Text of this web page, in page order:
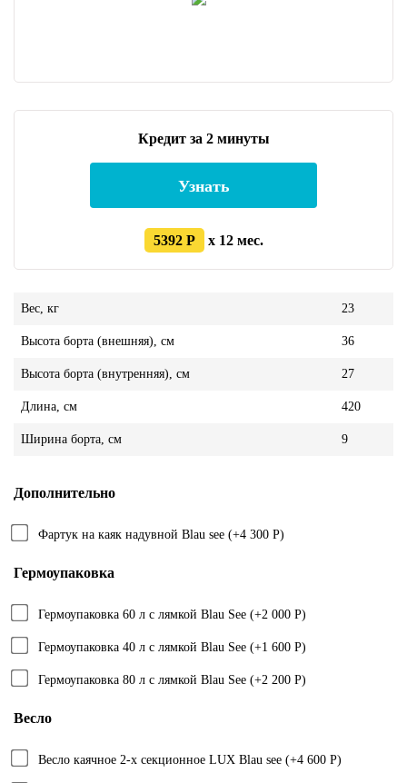
Кредит за 2 минуты
Узнать
5392 Р x 12 мес.
Вес, кг 23
Высота борта (внешняя), см 36
Высота борта (внутренняя), см 27
Длина, см 420
Ширина борта, см 9
Дополнительно
Фартук на каяк надувной Blau see (+4 300 Р)
Гермоупаковка
Гермоупаковка 60 л с лямкой Blau See (+2 000 Р)
Гермоупаковка 40 л с лямкой Blau See (+1 600 Р)
Гермоупаковка 80 л с лямкой Blau See (+2 200 Р)
Весло
Весло каячное 2-х секционное LUX Blau see (+4 600 Р)